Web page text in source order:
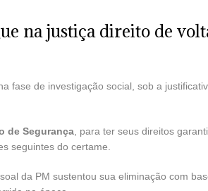
na justiça direito de
fase de investigação social, sob a
de Segurança , para ter seus direitos
seguintes do certame.
da PM sustentou sua eliminação com